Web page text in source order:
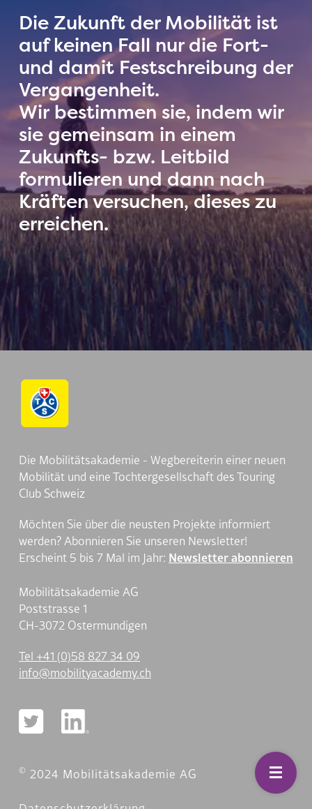
Die Zukunft der Mobilität ist
auf keinen Fall nur die Fort-
und damit Festschreibung der
Vergangenheit.
Wir bestimmen sie, indem wir
sie gemeinsam in einem
Zukunfts- bzw. Leitbild
formulieren und dann nach
Kräften versuchen, dieses zu
erreichen.
Die Mobilitätsakademie - Wegbereiterin einer neuen
Mobilität und eine Tochtergesellschaft des Touring
Club Schweiz
Möchten Sie über die neusten Projekte informiert
werden? Abonnieren Sie unseren Newsletter!
Erscheint 5 bis 7 Mal im Jahr: Newsletter abonnieren
Mobilitätsakademie AG
Poststrasse 1
CH-3072 Ostermundigen
Tel +41 (0)58 827 34 09
nf
m b l ty c d my ch
© 2024 Mobilitätsakademie AG